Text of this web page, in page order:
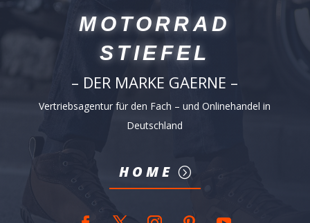
MOTORRAD
STIEFEL
– DER MARKE GAERNE –
Vertriebsagentur für den Fach – und Onlinehandel in
Deutschland
HOME